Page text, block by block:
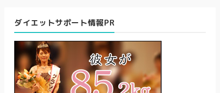
ダイエットサポート情報PR